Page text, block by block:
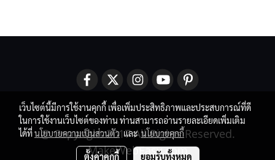
@ Copyright 2017 All Rights Reserved.
MakeWebEasy.com
เว็บไซต์นี้มีการใช้งานคุกกี้ เพื่อเพิ่มประสิทธิภาพและประสบการณ์ที่ดี
ในการใช้งานเว็บไซต์ของท่าน ท่านสามารถอ่านรายละเอียดเพิ่มเติม
ได้ที่นโยบายความเป็นส่วนตัวและนโยบายคุกกี้
ตั้งค่าคุกกี้ ยอมรับทั้งหมด